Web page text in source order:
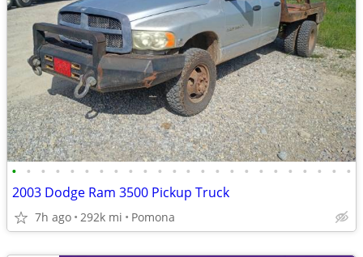
• • • • • • • • • • • • • • • • • • • • • • • •
2003 Dodge Ram 3500 Pickup Truck
7h ago 292k mi Pomona